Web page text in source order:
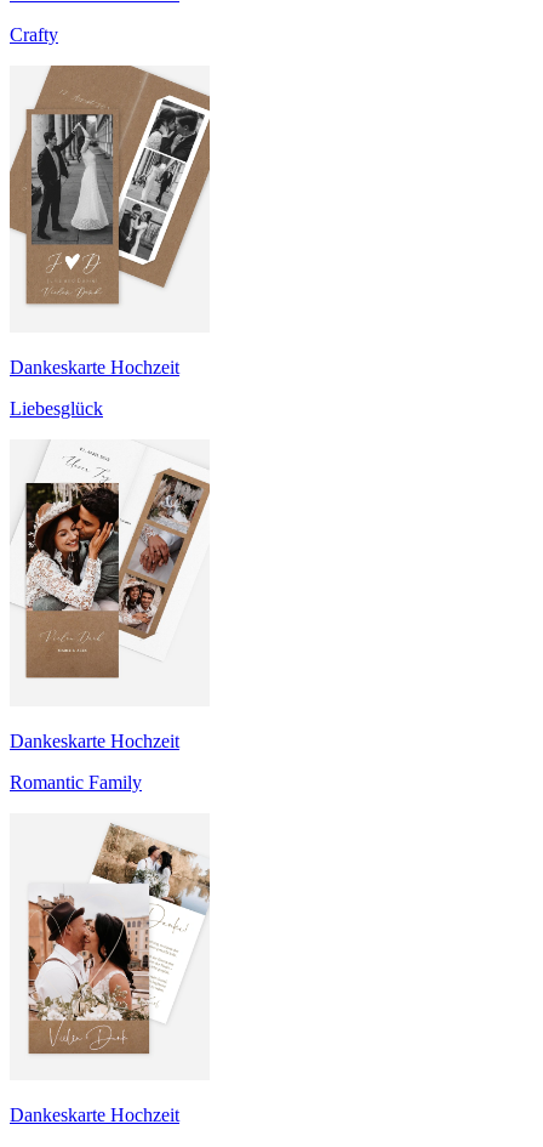
Crafty
Dankeskarte Hochzeit
Liebesglück
Dankeskarte Hochzeit
Romantic Family
Dankeskarte Hochzeit